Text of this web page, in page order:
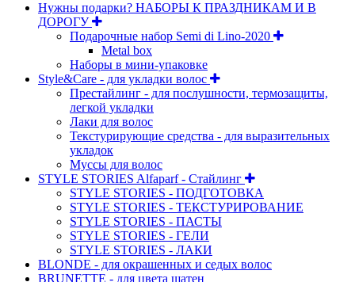
Нужны подарки? НАБОРЫ К ПРАЗДНИКАМ И В
ДОРОГУ
Подарочные набор Semi di Lino-2020
Metal box
Наборы в мини-упаковке
Style&Care - для укладки волос
Престайлинг - для послушности, термозащиты,
легкой укладки
Лаки для волос
Текстурирующие средства - для выразительных
укладок
Муссы для волос
STYLE STORIES Alfaparf - Стайлинг
STYLE STORIES - ПОДГОТОВКА
STYLE STORIES - ТЕКСТУРИРОВАНИЕ
STYLE STORIES - ПАСТЫ
STYLE STORIES - ГЕЛИ
STYLE STORIES - ЛАКИ
BLONDE - для окрашенных и седых волос
BRUNETTE - для цвета шатен